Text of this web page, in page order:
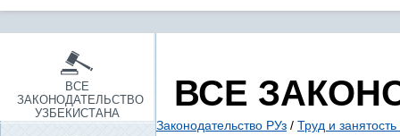
ВСЕ
ЗАКОНОДАТЕЛЬСТВО
УЗБЕКИСТАНА
ВСЕ
Законодательство РУз / Труд и